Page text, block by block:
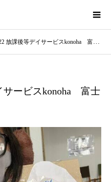
放課後等デイサービスkonoha 富士山工作
サービスkonoha 富士